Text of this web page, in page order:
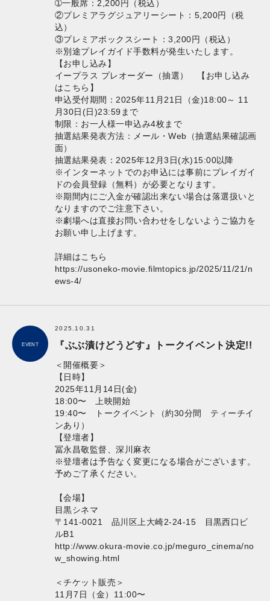
➀一般席：2,200円（税込）
②プレミアラグジュアリーシート：5,200円（税
込）
③プレミアボックスシート：3,200円（税込）
※別途プレイガイド手数料が発生いたします。
【お申し込み】
イープラス プレオーダー（抽選）
【お申し込み
はこちら】
申込受付期間：2025年11月21日（金)18:00～ 11
月30日(日)23:59まで
制限：お一人様一申込み4枚まで
抽選結果発表方法：メール・Web（抽選結果確認画
面）
抽選結果発表：2025年12月3日(水)15:00以降
※インターネットでのお申込には事前にプレイガイ
ドの会員登録（無料）が必要となります。
※期間内にご入金が確認出来ない場合は落選扱いと
なりますのでご注意下さい。
※劇場へは直接お問い合わせをしないようご協力を
お願い申し上げます。
詳細はこちら
https://usoneko-movie.filmtopics.jp/2025/11/21/n
ews-4/
EVENT
2025.10.31
『ぶぶ漬けどうどす』トークイベント決定!!
＜開催概要＞
【日時】
2025年11月14日(金)
18:00〜 上映開始
19:40〜 トークイベント（約30分間 ティーチイ
ンあり）
【登壇者】
冨永昌敬監督、深川麻衣
※登壇者は予告なく変更になる場合がございます。
予めご了承ください。
【会場】
目黒シネマ
〒141-0021 品川区上大崎2-24-15 目黒西口ビ
ルB1
http://www.okura-movie.co.jp/meguro_cinema/no
w_showing.html
＜チケット販売＞
11月7日（金）11:00〜